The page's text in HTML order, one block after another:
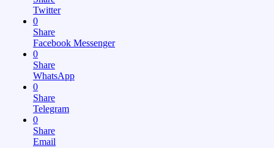
Twitter
0
Share
Facebook Messenger
0
Share
WhatsApp
0
Share
Telegram
0
Share
Email